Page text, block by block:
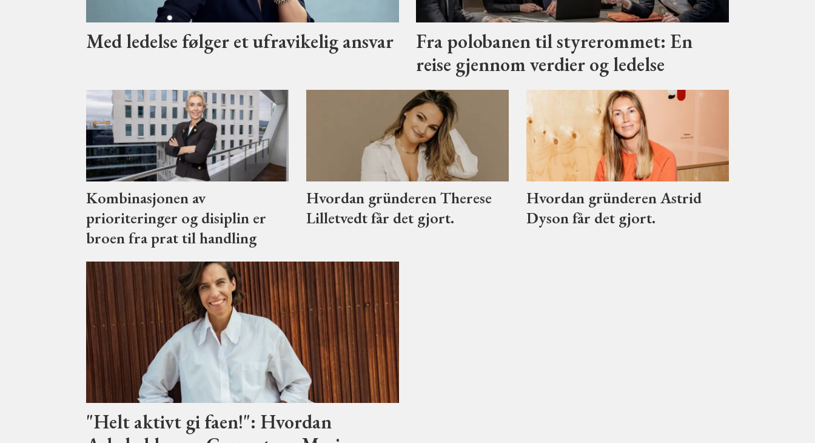
Med ledelse følger et ufravikelig ansvar
Fra polobanen til styrerommet: En
reise gjennom verdier og ledelse
Kombinasjonen av
prioriteringer og disiplin er
broen fra prat til handling
Hvordan gründeren Therese
Lilletvedt får det gjort.
Hvordan gründeren Astrid
Dyson får det gjort.
"Helt aktivt gi faen!": Hvordan